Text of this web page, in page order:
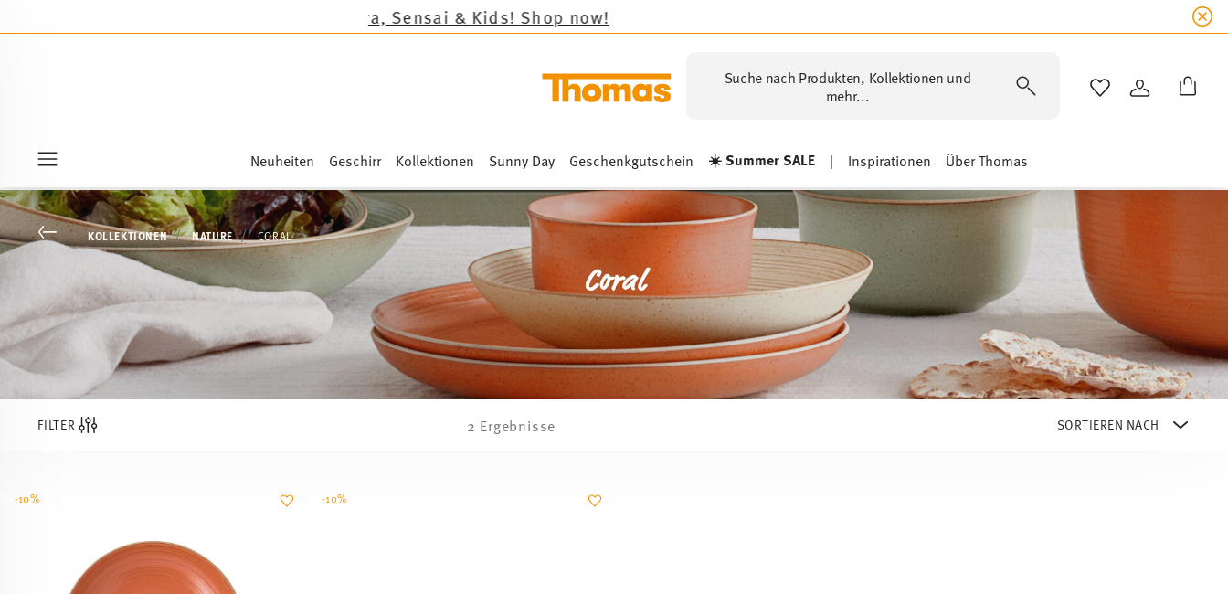
Suche nach Produkten, Kollektionen und
mehr...
WISHLISTANMELDEN
Neuheiten Geschirr Kollektionen Sunny Day Geschenkgutschein ☀️ Summer SALE | Inspirationen Über Thomas
Go backKOLLEKTIONEN NATURE CORAL
Coral
FILTER 2 Ergebnisse
-10% -10%